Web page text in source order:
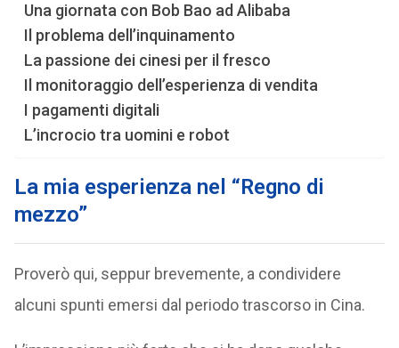
Una giornata con Bob Bao ad Alibaba
Il problema dell’inquinamento
La passione dei cinesi per il fresco
Il monitoraggio dell’esperienza di vendita
I pagamenti digitali
L’incrocio tra uomini e robot
La mia esperienza nel “Regno di
mezzo”
Proverò qui, seppur brevemente, a condividere
alcuni spunti emersi dal periodo trascorso in Cina.